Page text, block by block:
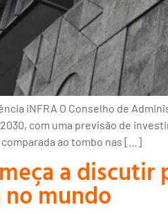
iNFRA O Conselho de
com uma previsão de
ao tombo nas […]
a
mundo